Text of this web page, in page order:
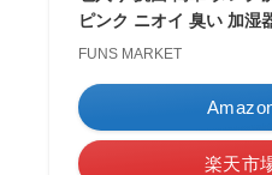
ピンク ニオイ 臭い 加湿
FUNS MARKET
楽天市